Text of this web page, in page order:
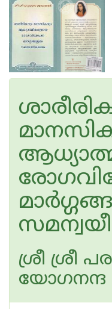
ശ്രീ ശ്രീ
യോഗനന്ദ